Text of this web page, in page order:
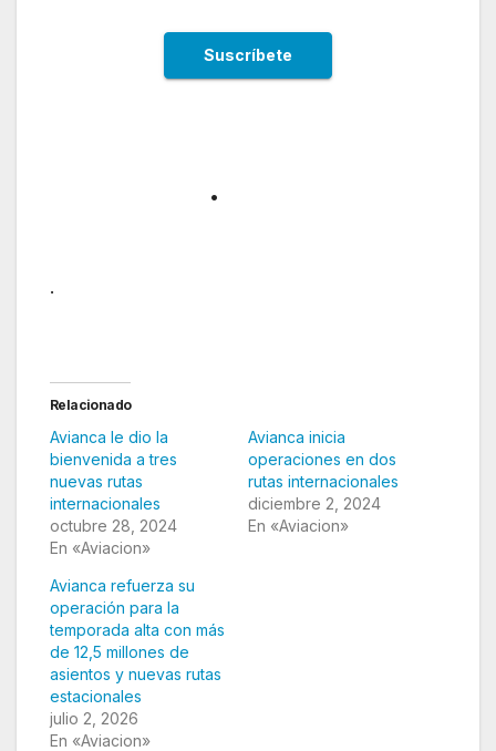
.
.
Relacionado
Avianca le dio la
bienvenida a tres
nuevas rutas
internacionales
octubre 28, 2024
En «Aviacion»
Avianca inicia
operaciones en dos
rutas internacionales
diciembre 2, 2024
En «Aviacion»
Avianca refuerza su
operación para la
temporada alta con más
de 12,5 millones de
asientos y nuevas rutas
estacionales
julio 2, 2026
En «Aviacion»